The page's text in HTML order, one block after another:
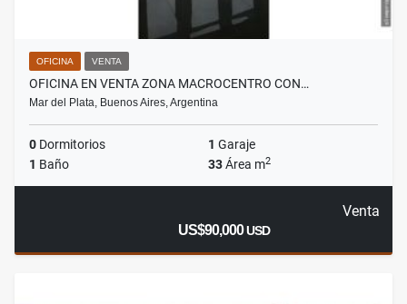
OFICINA VENTA
OFICINA EN VENTA ZONA MACROCENTRO CON…
Mar del Plata, Buenos Aires, Argentina
0 Dormitorios 1 Garaje
1 Baño 33Área m2
Venta
US$90,000USD